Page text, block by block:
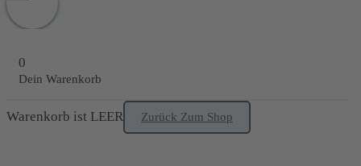
0
Dein Warenkorb
Warenkorb ist LEER Zurück Zum Shop